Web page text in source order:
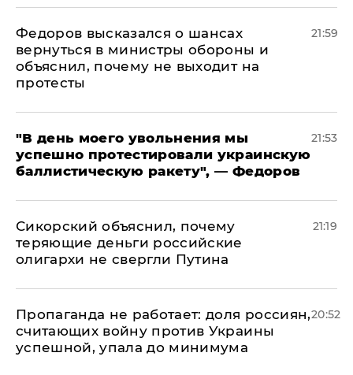
Федоров высказался о шансах
вернуться в министры обороны и
объяснил, почему не выходит на
протесты
21:59
​"В день моего увольнения мы
успешно протестировали украинскую
баллистическую ракету", — Федоров
21:53
Сикорский объяснил, почему
теряющие деньги российские
олигархи не свергли Путина
21:19
​Пропаганда не работает: доля россиян,
считающих войну против Украины
успешной, упала до минимума
20:52